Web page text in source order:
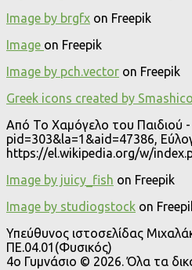
Image by brgfx on Freepik
Image on Freepik
Image by pch.vector on Freepik
Greek icons created by
Από Το Χαμόγελο του Παιδιού
pid=303&la=1&aid=47386,
https://el.wikipedia.org/w/
Image by juicy_fish on Freepik
Image by studiogstock on
Υπεύθυνος ιστοσελίδας
ΠΕ.04.01(Φυσικός)
4o Γυμνάσιο © 2026. Όλα τα